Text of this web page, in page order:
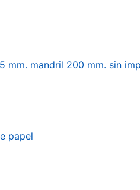
mm. mandril 200 mm. sin
papel